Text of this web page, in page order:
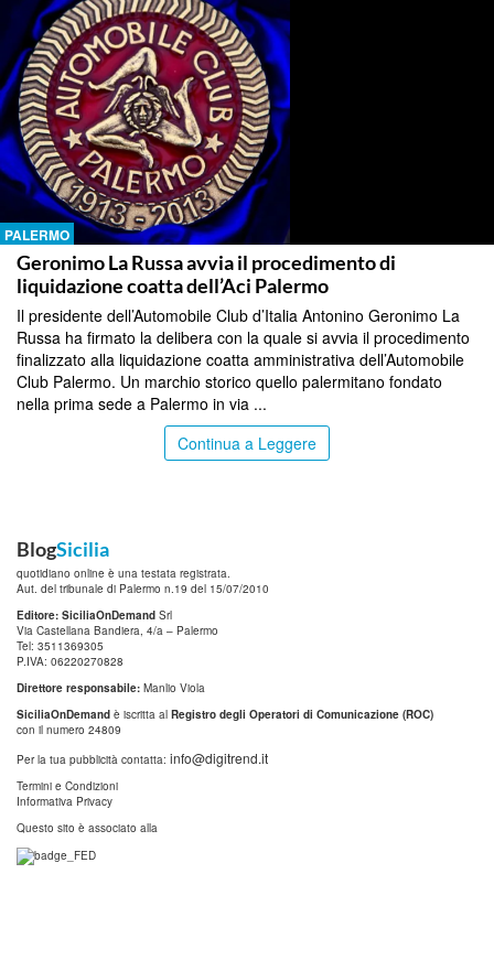
PALERMO
Geronimo La Russa avvia il procedimento di
liquidazione coatta dell’Aci Palermo
Il presidente dell’Automobile Club d’Italia Antonino Geronimo La
Russa ha firmato la delibera con la quale si avvia il procedimento
finalizzato alla liquidazione coatta amministrativa dell’Automobile
Club Palermo. Un marchio storico quello palermitano fondato
nella prima sede a Palermo in via ...
Continua a Leggere
BlogSicilia
quotidiano online è una testata registrata.
Aut. del tribunale di Palermo n.19 del 15/07/2010
Editore: SiciliaOnDemand Srl
Via Castellana Bandiera, 4/a – Palermo
Tel: 3511369305
P.IVA: 06220270828
Direttore responsabile: Manlio Viola
SiciliaOnDemand è iscritta al Registro degli Operatori di Comunicazione (ROC)
con il numero 24809
Per la tua pubblicità contatta: info@digitrend.it
Termini e Condizioni
Informativa Privacy
Questo sito è associato alla